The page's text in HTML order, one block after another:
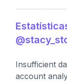
Insufficient
account